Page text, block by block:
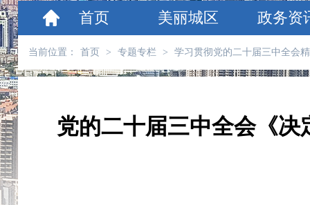
首页 美丽城区 政务资
当前位置： 首页 > 专题专栏 > 学习贯彻党的二十届三中全会
党的二十届三中全会《